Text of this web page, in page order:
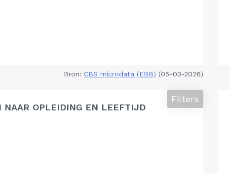
Bron: CBS microdata (EBB) (05-03-2026)
NAAR OPLEIDING EN LEEFTIJD
Filters